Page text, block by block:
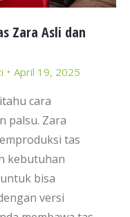
Zara Asli dan
April 19, 2025
cara
palsu. Zara
tas
kebutuhan
bisa
versi